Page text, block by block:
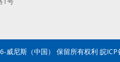
威尼斯（中国） 保留所有权利 皖